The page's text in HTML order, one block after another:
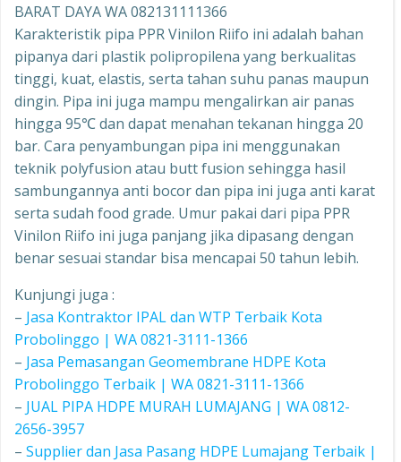
BARAT DAYA WA 082131111366
Karakteristik pipa PPR Vinilon Riifo ini adalah bahan
pipanya dari plastik polipropilena yang berkualitas
tinggi, kuat, elastis, serta tahan suhu panas maupun
dingin. Pipa ini juga mampu mengalirkan air panas
hingga 95℃ dan dapat menahan tekanan hingga 20
bar. Cara penyambungan pipa ini menggunakan
teknik polyfusion atau butt fusion sehingga hasil
sambungannya anti bocor dan pipa ini juga anti karat
serta sudah food grade. Umur pakai dari pipa PPR
Vinilon Riifo ini juga panjang jika dipasang dengan
benar sesuai standar bisa mencapai 50 tahun lebih.
Kunjungi juga :
– Jasa Kontraktor IPAL dan WTP Terbaik Kota
Probolinggo | WA 0821-3111-1366
– Jasa Pemasangan Geomembrane HDPE Kota
Probolinggo Terbaik | WA 0821-3111-1366
– JUAL PIPA HDPE MURAH LUMAJANG | WA 0812-
2656-3957
– Supplier dan Jasa Pasang HDPE Lumajang Terbaik |